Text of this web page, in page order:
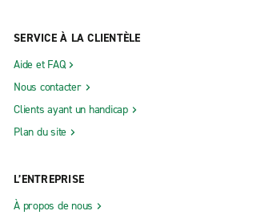
SERVICE À LA CLIENTÈLE
Aide et FAQ
Nous contacter
Clients ayant un handicap
Plan du site
L’ENTREPRISE
À propos de nous